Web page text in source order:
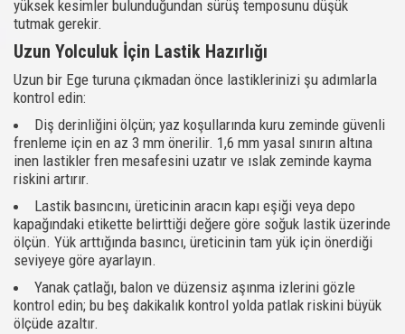
yüksek kesimler bulunduğundan sürüş temposunu düşük
tutmak gerekir.
Uzun Yolculuk İçin Lastik Hazırlığı
Uzun bir Ege turuna çıkmadan önce lastiklerinizi şu adımlarla
kontrol edin:
Diş derinliğini ölçün; yaz koşullarında kuru zeminde güvenli
frenleme için en az 3 mm önerilir. 1,6 mm yasal sınırın altına
inen lastikler fren mesafesini uzatır ve ıslak zeminde kayma
riskini artırır.
Lastik basıncını, üreticinin aracın kapı eşiği veya depo
kapağındaki etikette belirttiği değere göre soğuk lastik üzerinde
ölçün. Yük arttığında basıncı, üreticinin tam yük için önerdiği
seviyeye göre ayarlayın.
Yanak çatlağı, balon ve düzensiz aşınma izlerini gözle
kontrol edin; bu beş dakikalık kontrol yolda patlak riskini büyük
ölçüde azaltır.